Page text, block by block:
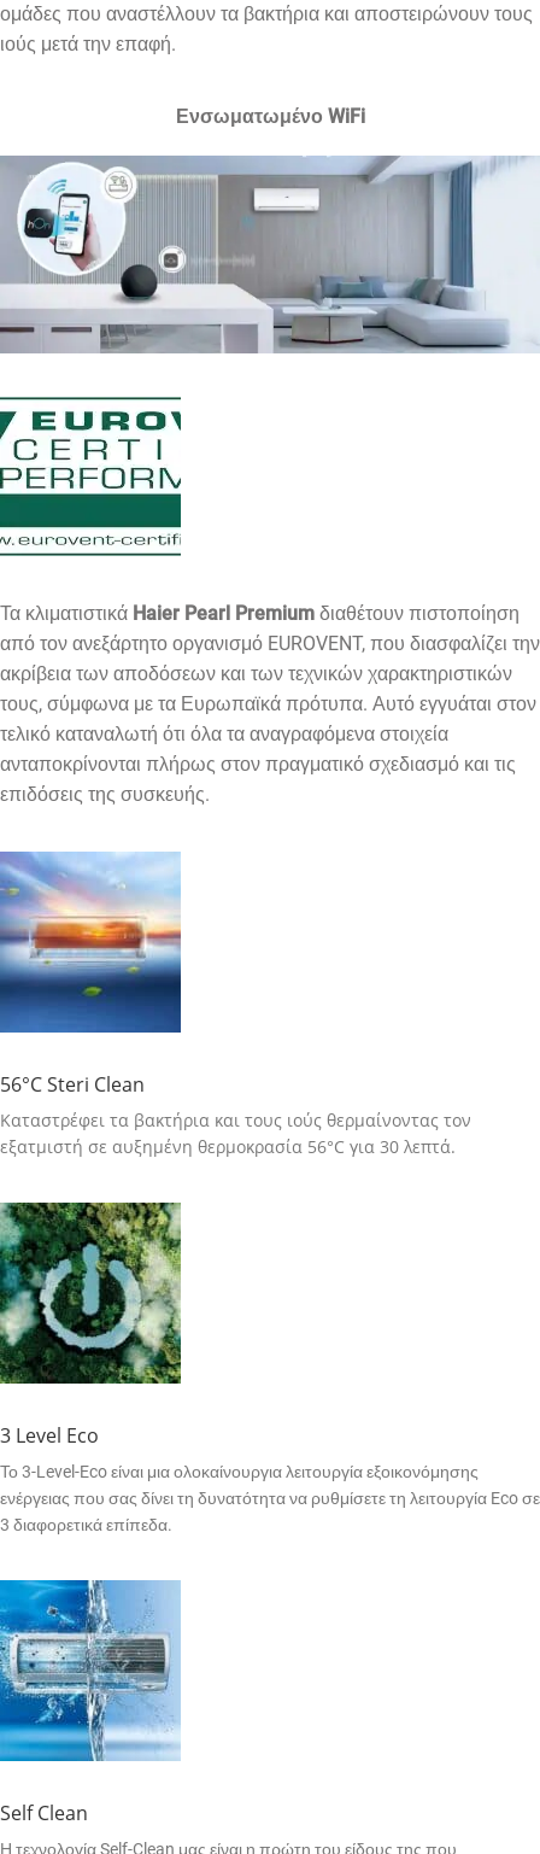
ομάδες που αναστέλλουν τα βακτήρια και αποστειρώνουν τους
ιούς μετά την επαφή.
Ενσωματωμένο WiFi
Τα κλιματιστικά Haier Pearl Premium διαθέτουν πιστοποίηση
από τον ανεξάρτητο οργανισμό EUROVENT, που διασφαλίζει την
ακρίβεια των αποδόσεων και των τεχνικών χαρακτηριστικών
τους, σύμφωνα με τα Ευρωπαϊκά πρότυπα. Αυτό εγγυάται στον
τελικό καταναλωτή ότι όλα τα αναγραφόμενα στοιχεία
ανταποκρίνονται πλήρως στον πραγματικό σχεδιασμό και τις
επιδόσεις της συσκευής.
56°C Steri Clean
Καταστρέφει τα βακτήρια και τους ιούς θερμαίνοντας τον
εξατμιστή σε αυξημένη θερμοκρασία 56°C για 30 λεπτά.
3 Level Eco
Το 3-Level-Eco είναι μια ολοκαίνουργια λειτουργία εξοικονόμησης
ενέργειας που σας δίνει τη δυνατότητα να ρυθμίσετε τη λειτουργία Eco σε
3 διαφορετικά επίπεδα.
Self Clean
Η τεχνολογία Self-Clean μας είναι η πρώτη του είδους της που